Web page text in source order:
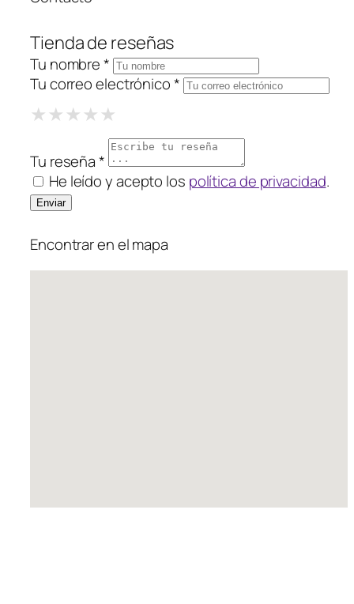
Tienda de reseñas
Tu nombre *
Tu correo electrónico *
★1 Star
★★2 Stars
★★★3 Stars
★★★★4 Stars
★★★★★
Tu reseña *
He leído y acepto los política de privacidad.
Encontrar en el mapa